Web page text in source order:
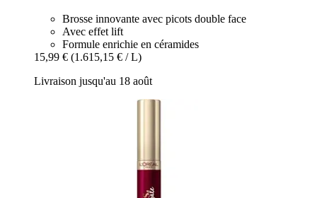
Brosse innovante avec picots double face
Avec effet lift
Formule enrichie en céramides
15,99 € (1.615,15 € / L)
Livraison jusqu'au 18 août